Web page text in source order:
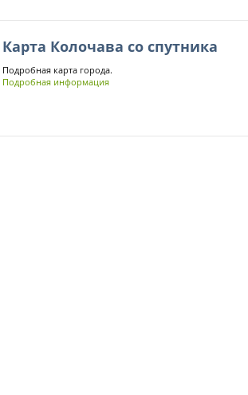
Карта Колочава со спутника
Подробная карта города.
Подробная информация